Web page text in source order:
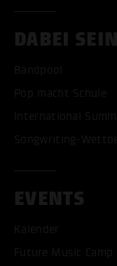
DABEI SEIN
Bandpool
Pop macht Schule
International
Songwriting-
EVENTS
Kalender
Future Music Camp